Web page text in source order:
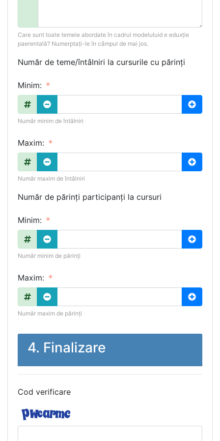
Care sunt toate temele abordate în cadrul modeluluid e eduxție
paerentală? Numerptați-le în câmpul de mai jos.
Număr de teme/întâlniri la cursurile cu părinți
Minim:
Număr minim de întâlniri
Maxim:
Număr maxim de întâlniri
Număr de părinți participanți la cursuri
Minim:
Număr minim de părinți
Maxim:
Număr maxim de părinți
4. Finalizare
Cod verificare